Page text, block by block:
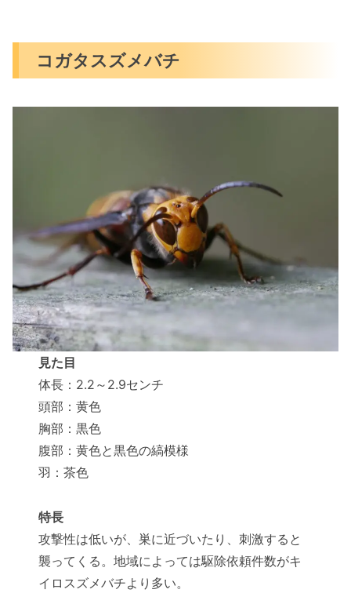
コガタスズメバチ
見た目
体長：2.2～2.9センチ
頭部：黄色
胸部：黒色
腹部：黄色と黒色の縞模様
羽：茶色
特長
攻撃性は低いが、巣に近づいたり、刺激すると
襲ってくる。地域によっては駆除依頼件数がキ
イロスズメバチより多い。